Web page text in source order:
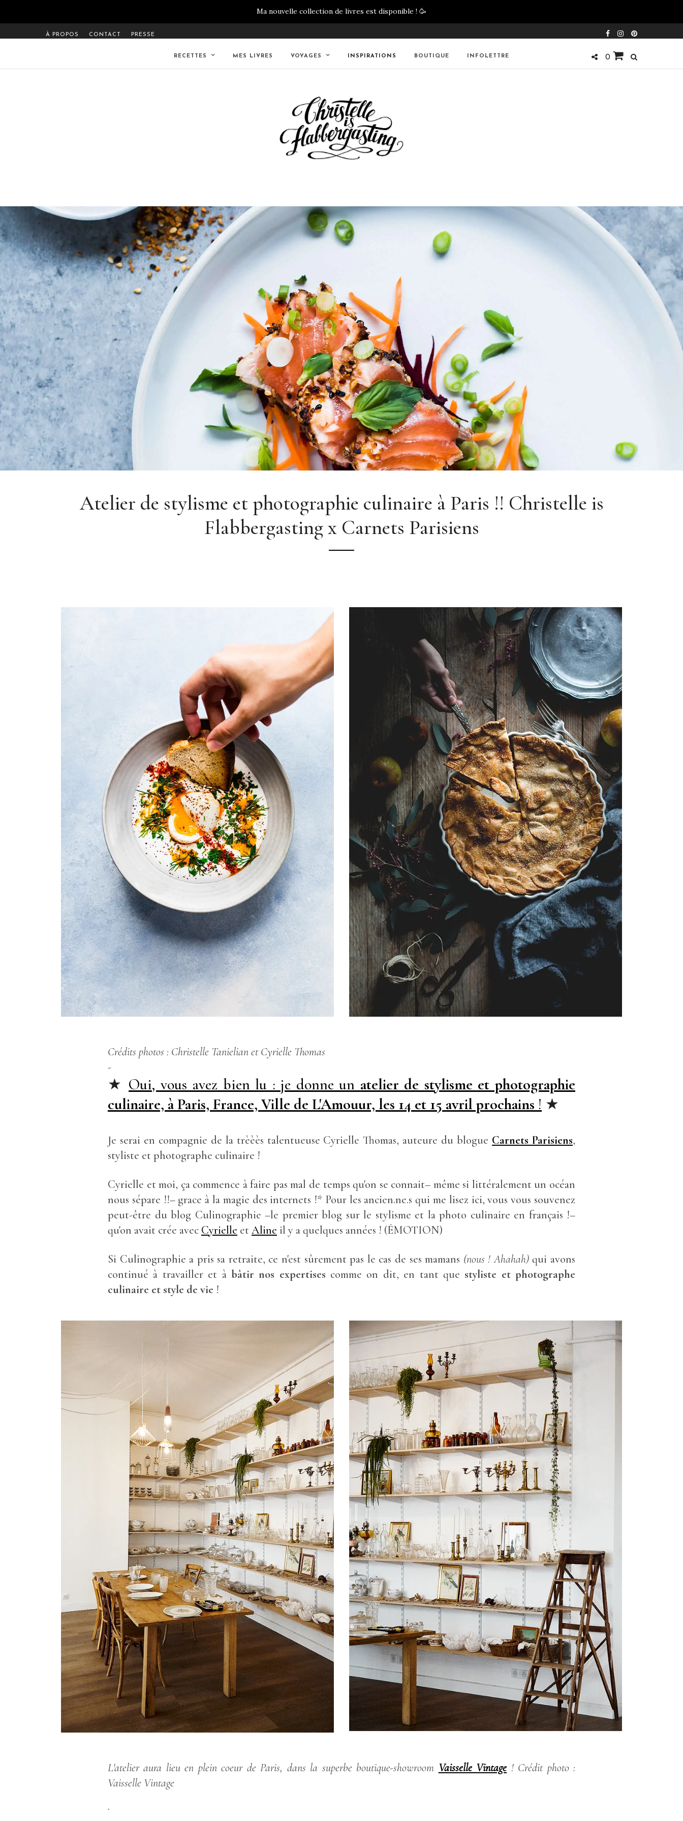
Ma nouvelle collection de livres est disponible ! 🥳
À PROPOS CONTACT PRESSE
RECETTES MES LIVRES VOYAGES INSPIRATIONS BOUTIQUE INFOLETTRE 0
Atelier de stylisme et photographie culinaire à Paris !! Christelle is
Flabbergasting x Carnets Parisiens
Crédits photos : Christelle Tanielian et Cyrielle Thomas
-
★ Oui, vous avez bien lu : je donne un atelier de stylisme et photographie
culinaire, à Paris, France, Ville de L'Amouur, les 14 et 15 avril prochains ! ★
Je serai en compagnie de la trèèès talentueuse Cyrielle Thomas, auteure du blogue Carnets Parisiens,
styliste et photographe culinaire !
Cyrielle et moi, ça commence à faire pas mal de temps qu'on se connait– même si littéralement un océan
nous sépare !!– grace à la magie des internets !* Pour les ancien.ne.s qui me lisez ici, vous vous souvenez
peut-être du blog Culinographie –le premier blog sur le stylisme et la photo culinaire en français !–
qu'on avait crée avec Cyrielle et Aline il y a quelques années ! (ÉMOTION)
Si Culinographie a pris sa retraite, ce n'est sûrement pas le cas de ses mamans (nous ! Ahahah)qui avons
continué à travailler et à bâtir nos expertises comme on dit, en tant que styliste et photographe
culinaire et style de vie !
L'atelier aura lieu en plein coeur de Paris, dans la superbe boutique-showroom Vaisselle Vintage ! Crédit photo :
Vaisselle Vintage
.